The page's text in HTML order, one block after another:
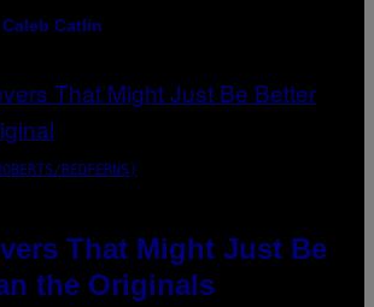
Caleb Catlin
REDFERNS)
That Might Just Be
the Originals